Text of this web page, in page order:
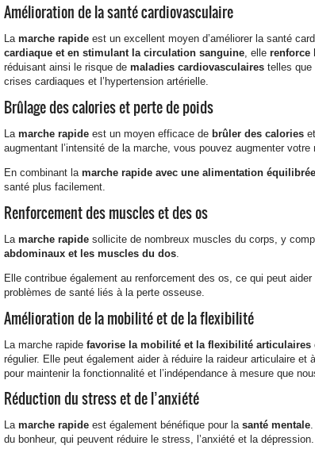
Amélioration de la santé cardiovasculaire
La marche rapide est un excellent moyen d’améliorer la santé
cardiaque et en stimulant la circulation sanguine , elle renforce
réduisant ainsi le risque de maladies cardiovasculaires telles que
crises cardiaques et l’hypertension artérielle.
Brûlage des calories et perte de poids
La marche rapide est un moyen efficace de brûler des calories
augmentant l’intensité de la marche, vous pouvez augmenter
En combinant la marche rapide avec une alimentation
santé plus facilement.
Renforcement des muscles et des os
La marche rapide sollicite de nombreux muscles du corps, y
abdominaux et les muscles du dos
Elle contribue également au renforcement des os, ce qui peut aider
problèmes de santé liés à la perte osseuse.
Amélioration de la mobilité et de la flexibilité
La marche rapide favorise la mobilité et la flexibilité articulaires
régulier. Elle peut également aider à réduire la raideur articulaire
pour maintenir la fonctionnalité et l’indépendance à mesure que
Réduction du stress et de l’anxiété
La marche rapide est également bénéfique pour la santé mentale
du bonheur, qui peuvent réduire le stress, l’anxiété et la dépression.